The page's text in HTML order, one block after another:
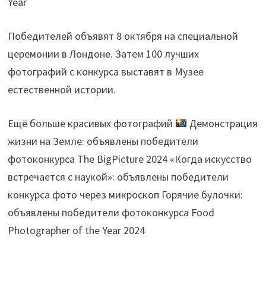
Победителей объявят 8 октября на специальной
церемонии в Лондоне. Затем 100 лучших
фотографий с конкурса выставят в Музее
естественной истории.
Ещё больше красивых фотографий
Демонстрация
жизни на Земле: объявлены победители
фотоконкурса The BigPicture 2024 «Когда искусство
встречается с наукой»: объявлены победители
конкурса фото через микроскоп Горячие булочки:
объявлены победители фотоконкурса Food
Photographer of the Year 2024